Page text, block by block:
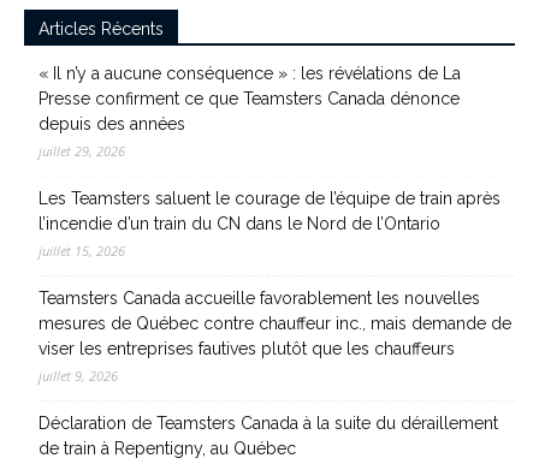
Articles Récents
« Il n’y a aucune conséquence » : les révélations de La
Presse confirment ce que Teamsters Canada dénonce
depuis des années
juillet 29, 2026
Les Teamsters saluent le courage de l’équipe de train après
l’incendie d’un train du CN dans le Nord de l’Ontario
juillet 15, 2026
Teamsters Canada accueille favorablement les nouvelles
mesures de Québec contre chauffeur inc., mais demande de
viser les entreprises fautives plutôt que les chauffeurs
juillet 9, 2026
Déclaration de Teamsters Canada à la suite du déraillement
de train à Repentigny, au Québec